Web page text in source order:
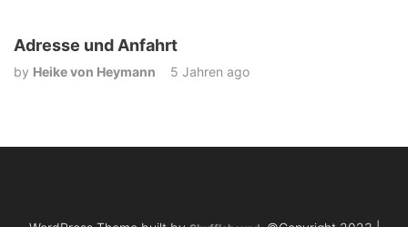
Adresse und Anfahrt
by Heike von Heymann 5 Jahren ago